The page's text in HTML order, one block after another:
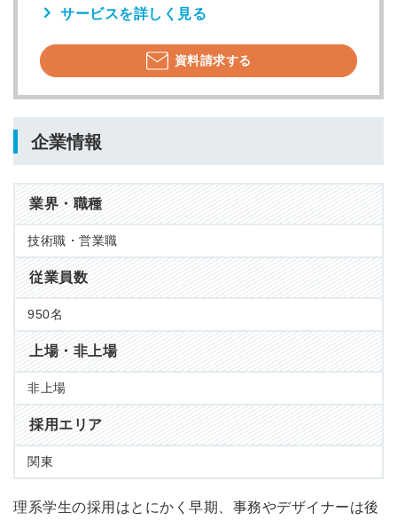
サービスを詳しく見る
資料請求する
企業情報
業界・職種
技術職・営業職
従業員数
950名
上場・非上場
非上場
採用エリア
関東
理系学生の採用はとにかく早期、事務やデザイナーは後